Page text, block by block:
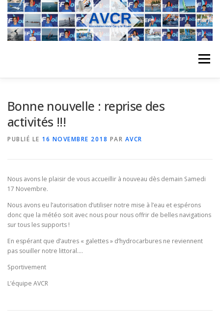
Aller
contenu
Menu
PLANNING DES COURS REVUES DE PRESSE
Bonne nouvelle : reprise des
activités !!!
PUBLIÉ LE 16 NOVEMBRE 2018 PAR AVCR
Nous avons le plaisir de vous accueillir à nouveau dès demain Samedi
17 Novembre.
Nous avons eu l’autorisation d’utiliser notre mise à l’eau et espérons
donc que la météo soit avec nous pour nous offrir de belles navigations
sur tous les supports !
En espérant que d’autres « galettes » d’hydrocarbures ne reviennent
pas souiller notre littoral….
Sportivement
L’équipe AVCR